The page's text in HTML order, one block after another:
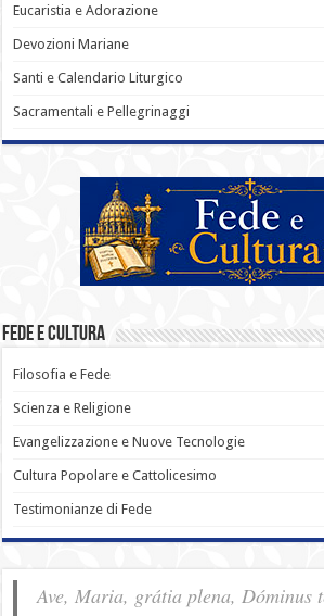
Eucaristia e Adorazione
Devozioni Mariane
Santi e Calendario Liturgico
Sacramentali e Pellegrinaggi
Fede e Cultura
Filosofia e Fede
Scienza e Religione
Evangelizzazione e Nuove Tecnologie
Cultura Popolare e Cattolicesimo
Testimonianze di Fede
Ave, Maria, grátia plena, Dóminus